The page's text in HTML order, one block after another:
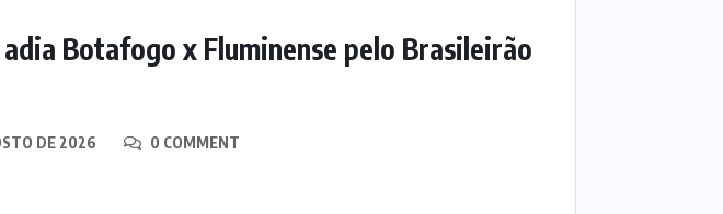
Botafogo x Fluminense pelo Brasileirão
DE 2026 0 COMMENT